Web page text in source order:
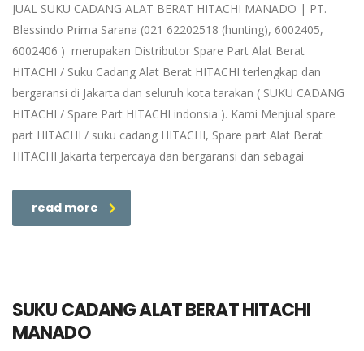
JUAL SUKU CADANG ALAT BERAT HITACHI MANADO | PT.
Blessindo Prima Sarana (021 62202518 (hunting), 6002405,
6002406 ) merupakan Distributor Spare Part Alat Berat
HITACHI / Suku Cadang Alat Berat HITACHI terlengkap dan
bergaransi di Jakarta dan seluruh kota tarakan ( SUKU CADANG
HITACHI / Spare Part HITACHI indonsia ). Kami Menjual spare
part HITACHI / suku cadang HITACHI, Spare part Alat Berat
HITACHI Jakarta terpercaya dan bergaransi dan sebagai
read more
SUKU CADANG ALAT BERAT HITACHI
MANADO